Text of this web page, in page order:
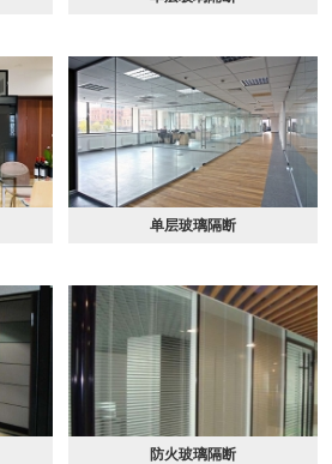
单层玻璃隔断
防火玻璃隔断